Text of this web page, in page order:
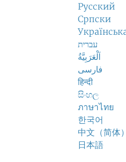
Русский
Српски
עברית
اَلْعَرَبِيَّةُ
فارسی
हिन्दी
සිංහල
ภาษาไทย
한국어
中文（简体）
日本語